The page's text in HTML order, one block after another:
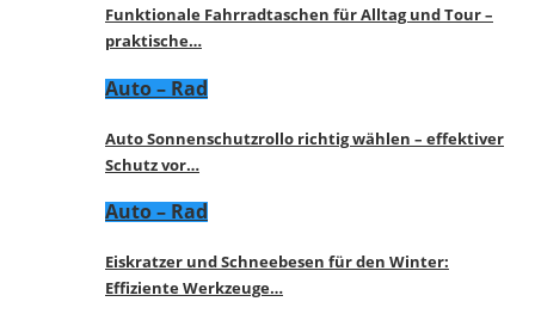
Funktionale Fahrradtaschen für Alltag und Tour –
praktische…
Auto – Rad
Auto Sonnenschutzrollo richtig wählen – effektiver
Schutz vor…
Auto – Rad
Eiskratzer und Schneebesen für den Winter:
Effiziente Werkzeuge…